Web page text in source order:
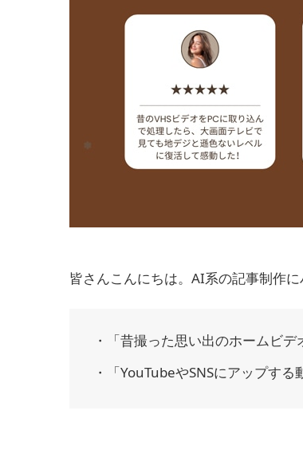
皆さんこんにちは。AI系の記事制作
・「昔撮った思い出のホームビデ
・「YouTubeやSNSにアップす